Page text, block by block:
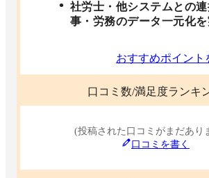
社労士・他システムとの
事・労務のデータ一元化
おすすめポイント
口コミ数/満足度ランキ
(投稿された口コミがまだあり
口コミを書く